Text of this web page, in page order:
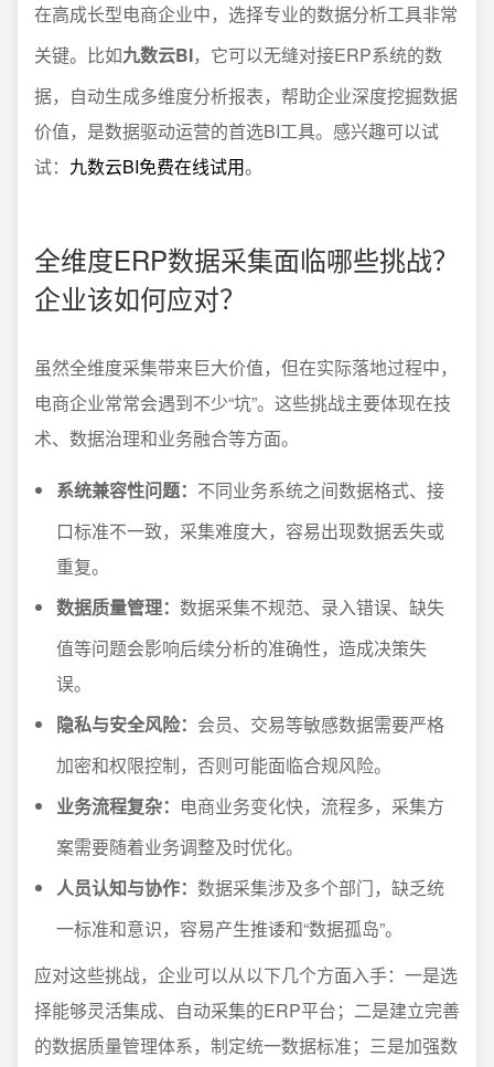
在高成长型电商企业中，选择专业的数据分析工具非常
关键。比如九数云BI，它可以无缝对接ERP系统的数
据，自动生成多维度分析报表，帮助企业深度挖掘数据
价值，是数据驱动运营的首选BI工具。感兴趣可以试
试： 九数云BI免费在线试用。
全维度ERP数据采集面临哪些挑战？
企业该如何应对？
虽然全维度采集带来巨大价值，但在实际落地过程中，
电商企业常常会遇到不少“坑”。这些挑战主要体现在技
术、数据治理和业务融合等方面。
系统兼容性问题： 不同业务系统之间数据格式、接
口标准不一致，采集难度大，容易出现数据丢失或
重复。
数据质量管理： 数据采集不规范、录入错误、缺失
值等问题会影响后续分析的准确性，造成决策失
误。
隐私与安全风险： 会员、交易等敏感数据需要严格
加密和权限控制，否则可能面临合规风险。
业务流程复杂： 电商业务变化快，流程多，采集方
案需要随着业务调整及时优化。
人员认知与协作： 数据采集涉及多个部门，缺乏统
一标准和意识，容易产生推诿和“数据孤岛”。
应对这些挑战，企业可以从以下几个方面入手：一是选
择能够灵活集成、自动采集的ERP平台；二是建立完善
的数据质量管理体系，制定统一数据标准；三是加强数